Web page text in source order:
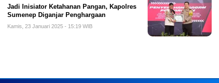
Jadi Inisiator Ketahanan Pangan, Kapolres
Sumenep Diganjar Penghargaan
Kamis, 23 Januari 2025 - 15:19 WIB